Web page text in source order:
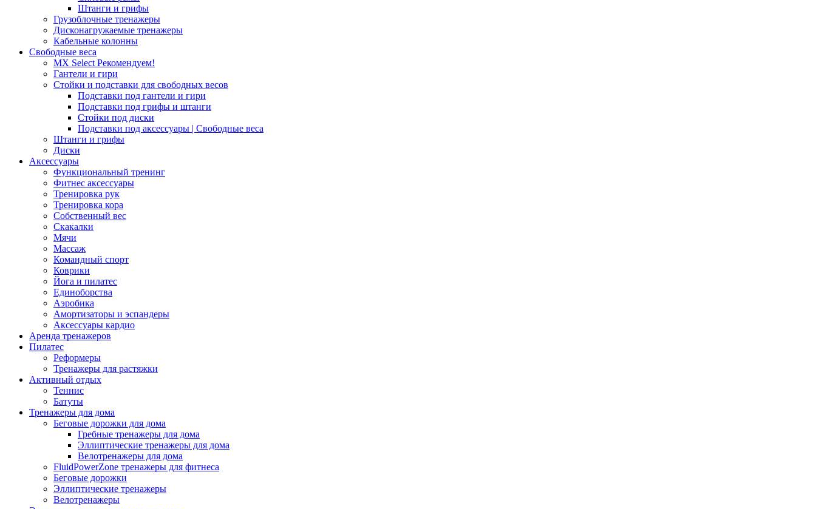
Штанги и грифы
Грузоблочные тренажеры
Дисконагружаемые тренажеры
Кабельные колонны
Свободные веса
MX Select Рекомендуем!
Гантели и гири
Стойки и подставки для свободных весов
Подставки под гантели и гири
Подставки под грифы и штанги
Стойки под диски
Подставки под аксессуары | Свободные веса
Штанги и грифы
Диски
Аксессуары
Функциональный тренинг
Фитнес аксессуары
Тренировка рук
Тренировка кора
Собственный вес
Скакалки
Мячи
Массаж
Командный спорт
Коврики
Йога и пилатес
Единоборства
Аэробика
Амортизаторы и эспандеры
Аксессуары кардио
Аренда тренажеров
Пилатес
Реформеры
Тренажеры для растяжки
Активный отдых
Теннис
Батуты
Тренажеры для дома
Беговые дорожки для дома
Гребные тренажеры для дома
Эллиптические тренажеры для дома
Велотренажеры для дома
FluidPowerZone тренажеры для фитнеса
Беговые дорожки
Эллиптические тренажеры
Велотренажеры